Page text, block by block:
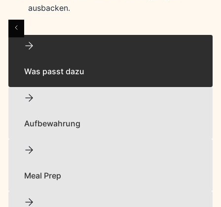
ausbacken.
Was passt dazu
Aufbewahrung
Meal Prep